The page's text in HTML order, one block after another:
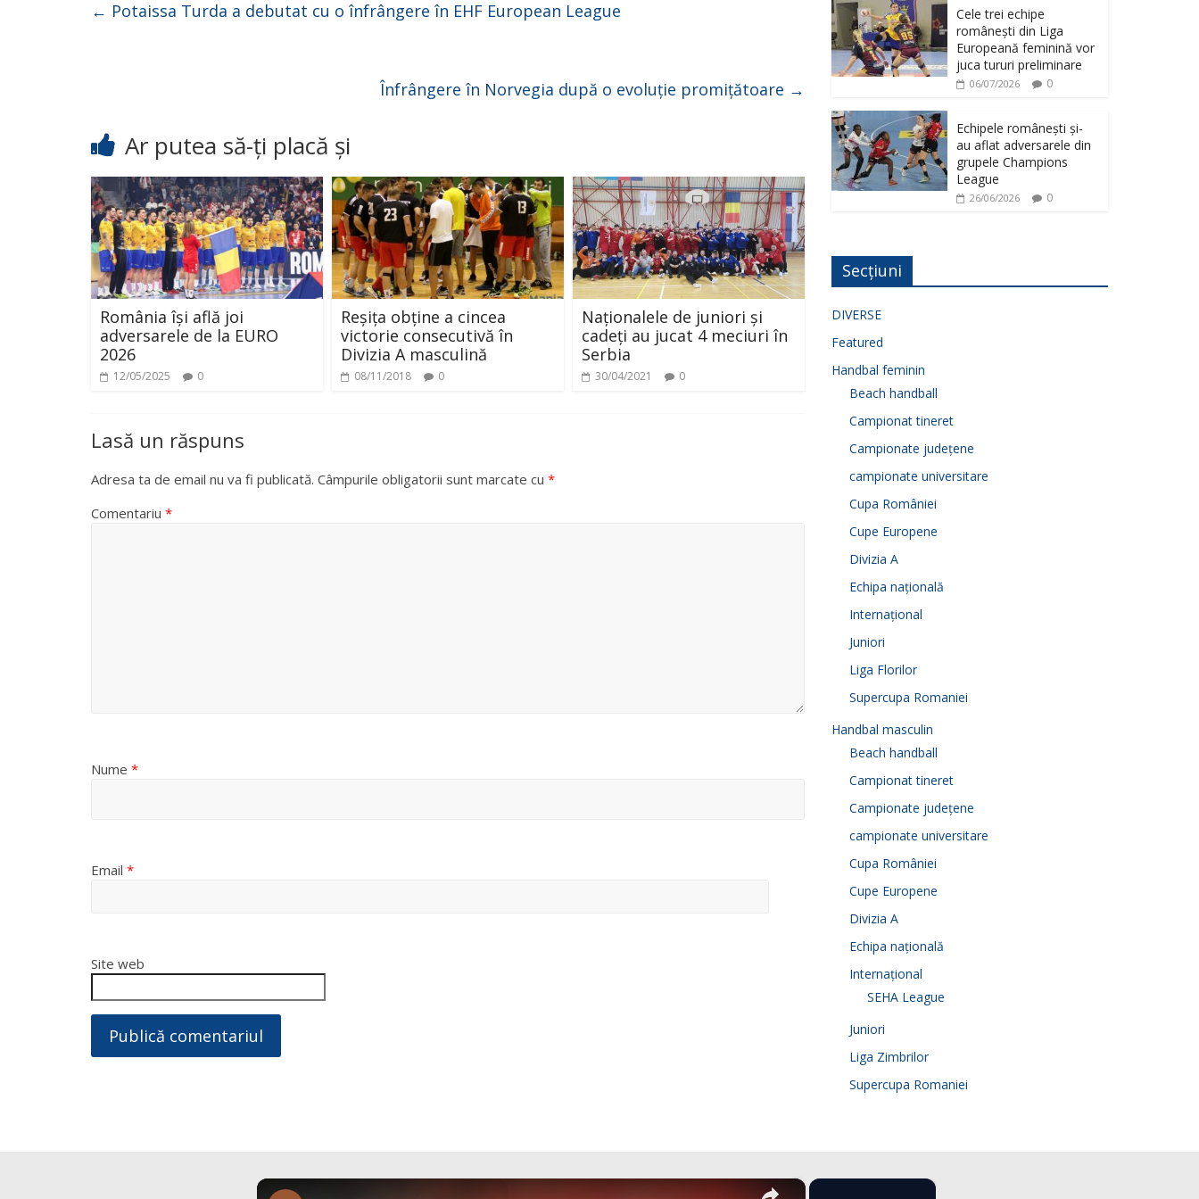
← Potaissa Turda a debutat cu o înfrângere în EHF European League
Înfrângere în Norvegia după o evoluție promițătoare →
Ar putea să-ți placă și
România își află joi
adversarele de la EURO
2026
12/05/2025 0
Reșița obține a cincea
victorie consecutivă în
Divizia A masculină
08/11/2018 0
Naționalele de juniori și
cadeți au jucat 4 meciuri în
Serbia
30/04/2021 0
Lasă un răspuns
Adresa ta de email nu va fi publicată. Câmpurile obligatorii sunt marcate cu *
Comentariu *
Nume *
Email *
Site web
Cele trei echipe
românești din Liga
Europeană feminină vor
juca tururi preliminare
06/07/2026 0
Echipele românești și-
au aflat adversarele din
grupele Champions
League
26/06/2026 0
Secțiuni
DIVERSE
Featured
Handbal feminin
Beach handball
Campionat tineret
Campionate județene
campionate universitare
Cupa României
Cupe Europene
Divizia A
Echipa națională
Internațional
Juniori
Liga Florilor
Supercupa Romaniei
Handbal masculin
Beach handball
Campionat tineret
Campionate județene
campionate universitare
Cupa României
Cupe Europene
Divizia A
Echipa națională
Internațional
SEHA League
Juniori
Liga Zimbrilor
Supercupa Romaniei
×
×